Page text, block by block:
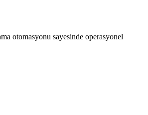
otomasyonu sayesinde operasyonel